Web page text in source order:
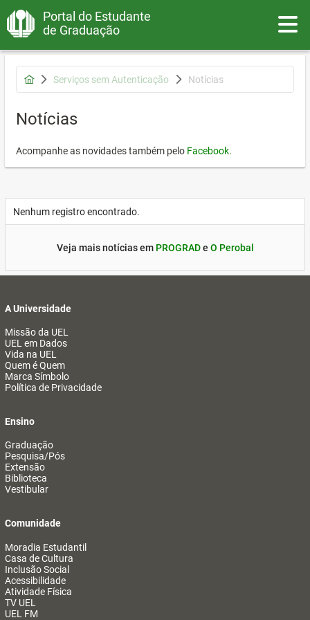
Portal do Estudante
de Graduação
Serviços sem Autenticação Notícias
Notícias
Acompanhe as novidades também pelo Facebook.
Nenhum registro encontrado.
Veja mais notícias em PROGRADe O Perobal
A Universidade
Missão da UEL
UEL em Dados
Vida na UEL
Quem é Quem
Marca Símbolo
Política de Privacidade
Ensino
Graduação
Pesquisa/Pós
Extensão
Biblioteca
Vestibular
Comunidade
Moradia Estudantil
Casa de Cultura
Inclusão Social
Acessibilidade
Atividade Física
TV UEL
UEL FM